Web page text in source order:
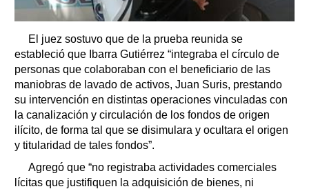
El juez sostuvo que de la prueba reunida se
estableció que Ibarra Gutiérrez “integraba el círculo de
personas que colaboraban con el beneficiario de las
maniobras de lavado de activos, Juan Suris, prestando
su intervención en distintas operaciones vinculadas con
la canalización y circulación de los fondos de origen
ilícito, de forma tal que se disimulara y ocultara el origen
y titularidad de tales fondos”.
Agregó que “no registraba actividades comerciales
lícitas que justifiquen la adquisición de bienes, ni